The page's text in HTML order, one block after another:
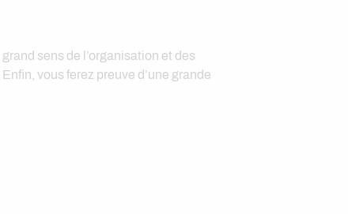
sens de l’organisation et des
vous ferez preuve d’une grande